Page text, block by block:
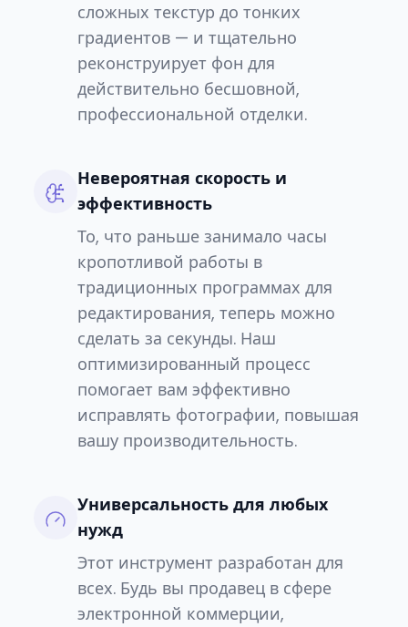
сложных текстур до тонких
градиентов — и тщательно
реконструирует фон для
действительно бесшовной,
профессиональной отделки.
Невероятная скорость и
эффективность
То, что раньше занимало часы
кропотливой работы в
традиционных программах для
редактирования, теперь можно
сделать за секунды. Наш
оптимизированный процесс
помогает вам эффективно
исправлять фотографии, повышая
вашу производительность.
Универсальность для любых
нужд
Этот инструмент разработан для
всех. Будь вы продавец в сфере
электронной коммерции,